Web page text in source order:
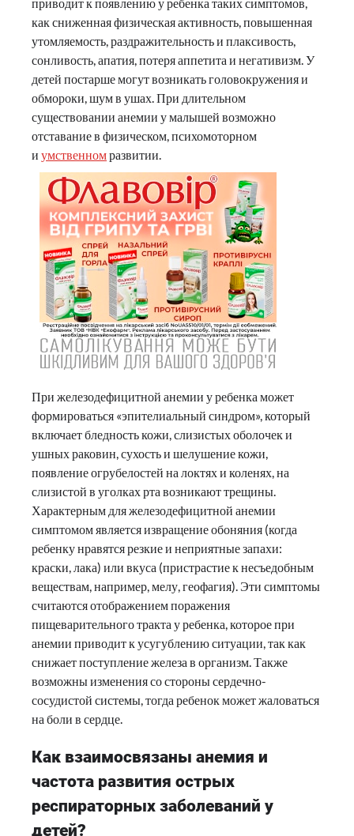
как сниженная физическая активность, повышенная
утомляемость, раздражительность и плаксивость,
сонливость, апатия, потеря аппетита и негативизм. У
детей постарше могут возникать головокружения и
обмороки, шум в ушах. При длительном
существовании анемии у малышей возможно
отставание в физическом, психомоторном
и умственномразвитии.
При железодефицитной анемии у ребенка может
формироваться «эпителиальный синдром», который
включает бледность кожи, слизистых оболочек и
ушных раковин, сухость и шелушение кожи,
появление огрубелостей на локтях и коленях, на
слизистой в уголках рта возникают трещины.
Характерным для железодефицитной анемии
симптомом является извращение обоняния (когда
ребенку нравятся резкие и неприятные запахи:
краски, лака) или вкуса (пристрастие к несъедобным
веществам, например, мелу, геофагия). Эти симптомы
считаются отображением поражения
пищеварительного тракта у ребенка, которое при
анемии приводит к усугублению ситуации, так как
снижает поступление железа в организм. Также
возможны изменения со стороны сердечно-
сосудистой системы, тогда ребенок может жаловаться
на боли в сердце.
Как взаимосвязаны анемия и
частота развития острых
респираторных заболеваний у
детей?